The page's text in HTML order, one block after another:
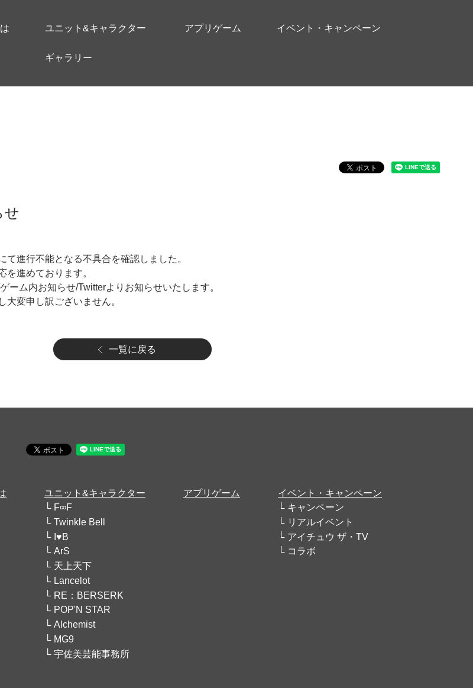
ユニット&キャラクター アプリゲーム イベント・キャンペーン
ギャラリー
せ
て進行不能となる不具合を確認しました。
を進めております。
ーム内お知らせ/Twitterよりお知らせいたします。
大変申し訳ございません。
一覧に戻る
ユニット&キャラクター
F∞F
Twinkle Bell
I♥B
ArS
天上天下
Lancelot
RE：BERSERK
POP'N STAR
Alchemist
MG9
宇佐美芸能事務所
アプリゲーム
イベント・キャンペーン
キャンペーン
リアルイベント
アイチュウ ザ・TV
コラボ